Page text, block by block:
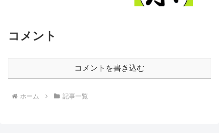
コメント
コメントを書き込む
ホーム 記事一覧